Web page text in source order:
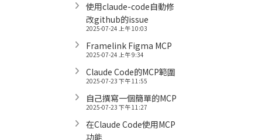
使用claude-code自動修
改github的issue
2025-07-24 上午 10:03
Framelink Figma MCP
2025-07-24 上午 9:34
Claude Code的MCP範圍
2025-07-23 下午 11:55
自己撰寫一個簡單的MCP
2025-07-23 下午 11:27
在Claude Code使用MCP
功能